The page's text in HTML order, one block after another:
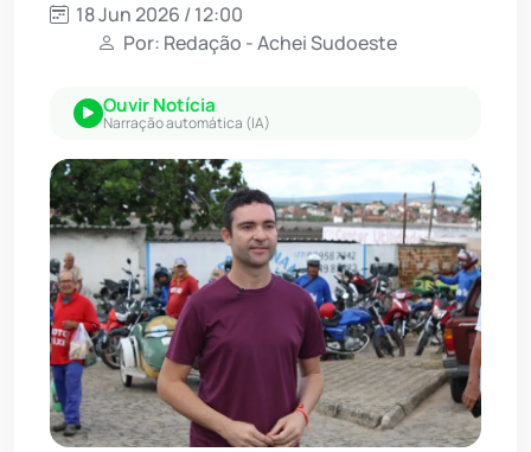
18 Jun 2026 / 12:00
Por: Redação - Achei Sudoeste
Ouvir Notícia
Narração automática (IA)